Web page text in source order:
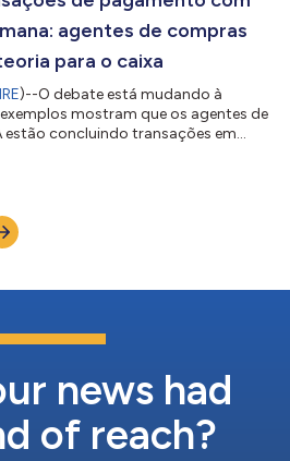
clientes (incluindo a...
agentes de compras
para o caixa
)--O debate está mudando à
mostram que os agentes de
estão concluindo transações em
encontra o Ocidente) aponta que o
deixa de ser uma experiência
uma infraestrut...
news had
of reach?